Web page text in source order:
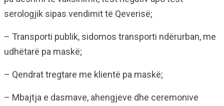
serologjik sipas vendimit të Qeverisë;
– Transporti publik, sidomos transporti ndërurban, me
udhëtarë pa maskë;
– Qendrat tregtare me klientë pa maskë;
– Mbajtja e dasmave, ahengjeve dhe ceremonive